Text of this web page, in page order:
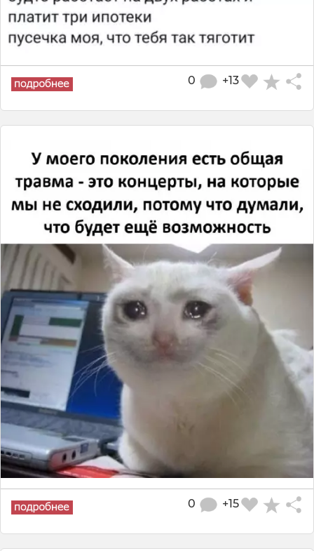
+13
0
+15
0